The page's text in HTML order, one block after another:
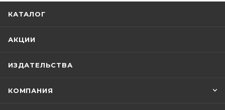
КАТАЛОГ
АКЦИИ
ИЗДАТЕЛЬСТВА
КОМПАНИЯ